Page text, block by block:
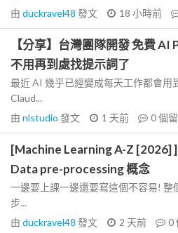
由 duckravel48 發文 18 小時前
【分享】台灣團隊開發 免費
不用再到處找提示詞了
最近 AI 幾乎已經變成每天工作都會用
Claud...
由 nlstudio 發文 1 天前 0個
[Machine Learning A-Z [2026]
Data pre-processing 概念
一邊要上課一邊還要寫這個不容易! 整
步...
由 duckravel48 發文 2 天前 0